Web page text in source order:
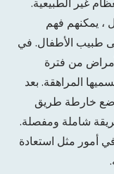
، يمكنهم فهم
طبيب الأطفال. في
من فترة
المراهقة. بعد
خارطة طريق
شاملة ومفصلة.
أمور مثل استعادة